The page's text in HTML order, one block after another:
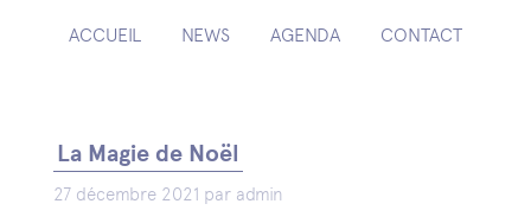
ACCUEIL NEWS AGENDA CONTACT
La Magie de Noël
27 décembre 2021 par admin